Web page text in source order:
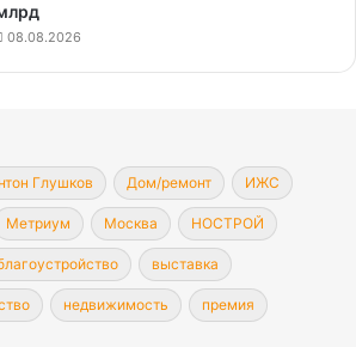
08.08.2026
Глушков Дом/ремонт ИЖС
Метриум Москва НОСТРОЙ
выставка
недвижимость премия